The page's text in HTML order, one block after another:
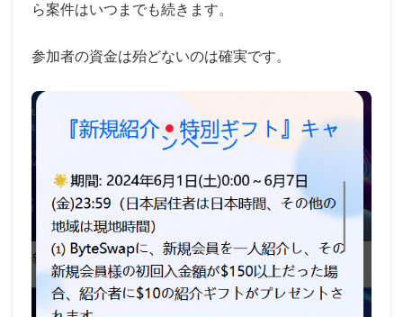
ら案件はいつまでも続きます。
参加者の資金は殆どないのは確実です。